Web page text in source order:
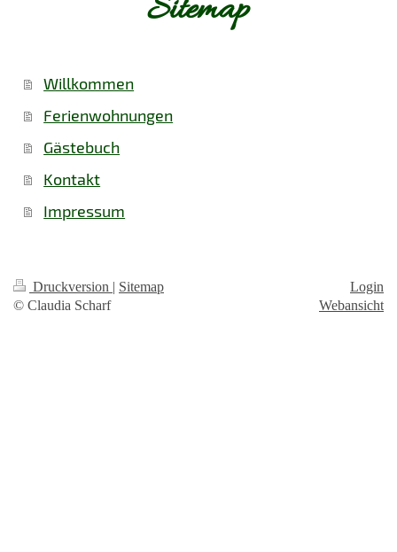
Sitemap
Willkommen
Ferienwohnungen
Gästebuch
Kontakt
Impressum
Druckversion | Sitemap
© Claudia Scharf
Login
Webansicht